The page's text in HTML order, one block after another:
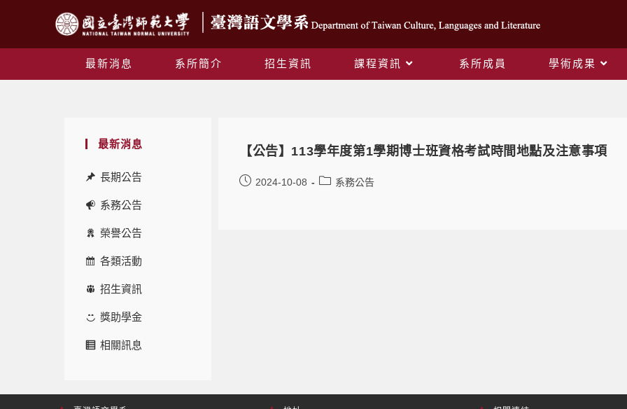
最新消息 系所簡介 招生資訊 課程資訊 系所成員 學術成果
最新消息
長期公告
系務公告
榮譽公告
各類活動
招生資訊
獎助學金
相關訊息
【公告】113學年度第1學期博士班資格考試時間地點及注意事項
2024-10-08 系務公告